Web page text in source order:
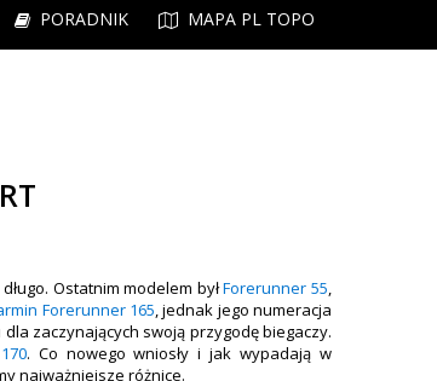
PORADNIK MAPA PL TOPO
Ostatnim modelem byłForerunner 55,
Forerunner 165, jednak jego numeracja
zaczynających swoją przygodę biegaczy.
. Co nowego wniosły i jak wypadają w
najważniejsze różnice.